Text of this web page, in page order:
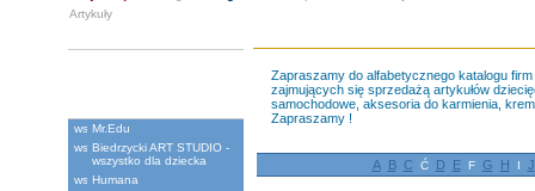
Artykuły
Mr.Edu
Biedrzycki ART STUDIO -
wszystko dla dziecka
Humana
Zapraszamy do alfabetycznego katalogu
zajmujących się sprzedażą artykułów
samochodowe, aksesoria do karmienia,
Zapraszamy !
A B C Ć D EF G H I J